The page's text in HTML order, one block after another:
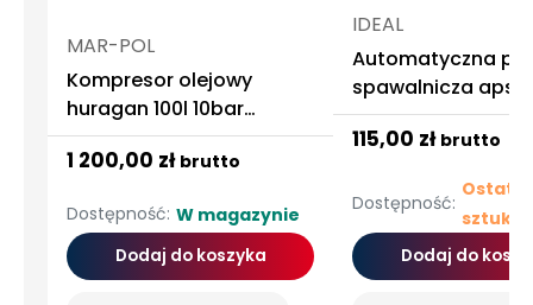
MAR-POL
Kompresor olejowy
huragan 100l 10bar
530l/min
1 200,00 zł brutto
Dostępność: W magazynie
Dodaj do koszyka
IDEAL
Automatyczna
spawalnicza aps-
blue mat pro true
ideal
115,00 zł brutto
Dostępność:
sztuki
Dodaj do